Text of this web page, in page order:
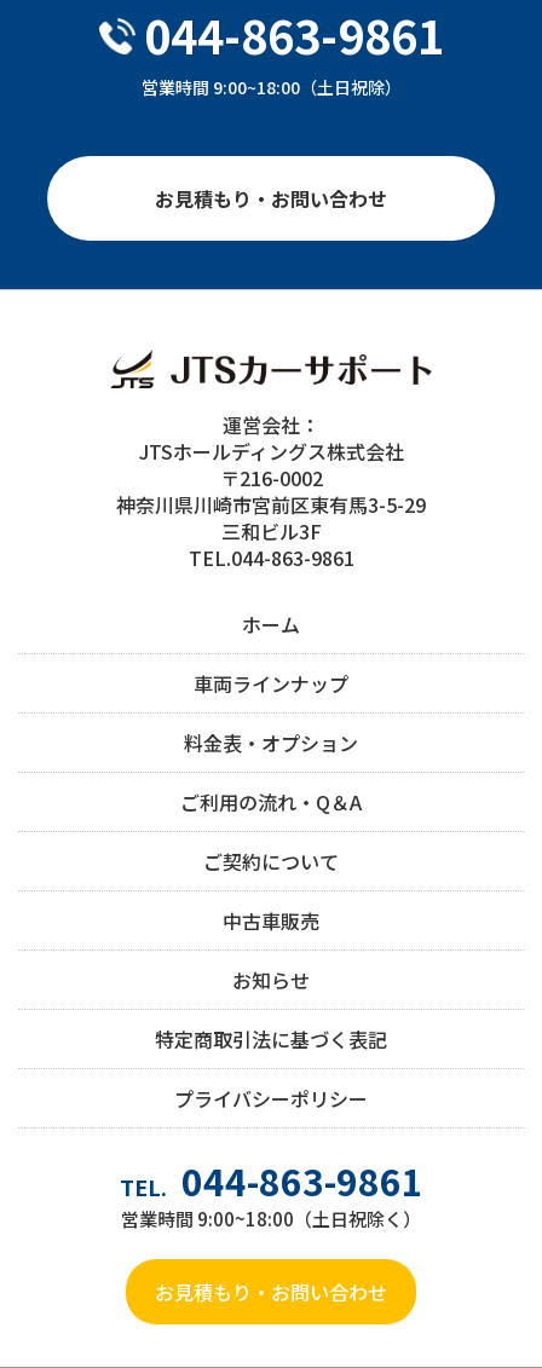
044-863-9861
営業時間 9:00~18:00（土日祝除）
お見積もり・お問い合わせ
運営会社：
JTSホールディングス株式会社
〒216-0002
神奈川県川崎市宮前区東有馬3-5-29
三和ビル3F
TEL.044-863-9861
ホーム
車両ラインナップ
料金表・オプション
ご利用の流れ・Q＆A
ご契約について
中古車販売
お知らせ
特定商取引法に基づく表記
プライバシーポリシー
TEL. 044-863-9861
営業時間 9:00~18:00（土日祝除く）
お見積もり・お問い合わせ